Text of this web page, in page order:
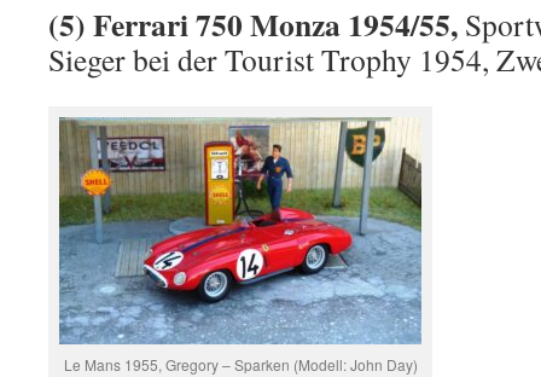
(5) Ferrari 750 Monza 1954/55,
Sieger bei der Tourist Trophy 1954,
Le Mans 1955, Gregory – Sparken (Modell: John Day)